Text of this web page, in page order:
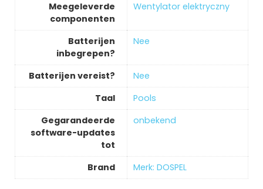
Meegeleverde
componenten
‎Wentylator elektryczny
Batterijen
inbegrepen?
‎Nee
Batterijen vereist?
‎Nee
Taal
‎Pools
Gegarandeerde
software-updates
tot
‎onbekend
Brand Merk: DOSPEL